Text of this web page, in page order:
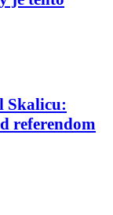
Skalicu:
referendom